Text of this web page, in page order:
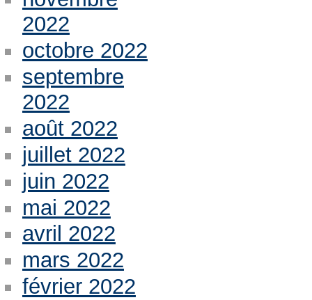
2022
octobre 2022
septembre
2022
août 2022
juillet 2022
juin 2022
mai 2022
avril 2022
mars 2022
février 2022